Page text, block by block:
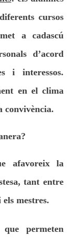
cursos
a cadascú
d’acord
i interessos.
en el clima
convivència.
afavoreix la
tant entre
mestres.
permeten